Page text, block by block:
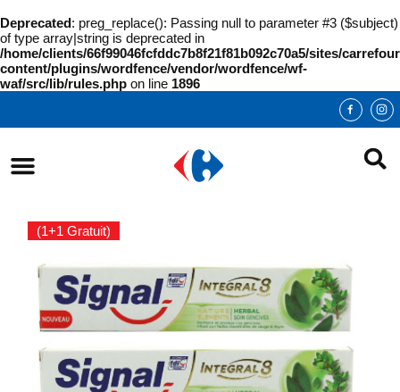
Deprecated: preg_replace(): Passing null to parameter #3 ($subject)
of type array|string is deprecated in
/home/clients/66f99046fcfddc7b8f21f81b092c70a5/sites/
content/plugins/wordfence/vendor/wordfence/wf-
waf/src/lib/rules.php on line 1896
(1+1 Gratuit)